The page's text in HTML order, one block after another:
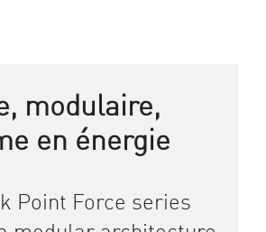
modulaire,
en énergie
Point Force series